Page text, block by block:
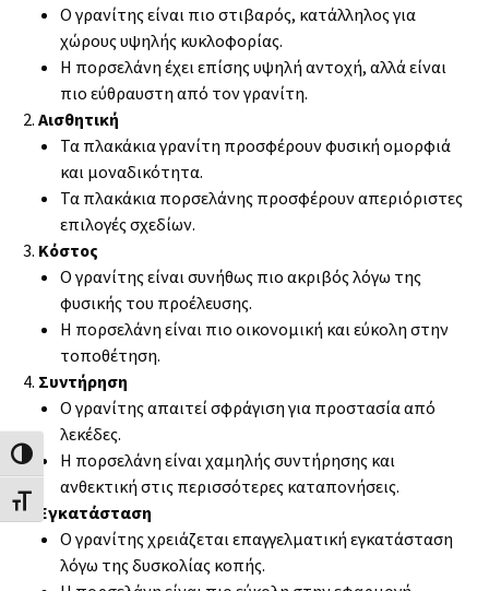
Εναλλαγή Υψηλής Αντίθεσης
Εναλλαγή Μεγέθους Γραμμάτων
Ο γρανίτης είναι πιο στιβαρός, κατάλληλος για
χώρους υψηλής κυκλοφορίας.
Η πορσελάνη έχει επίσης υψηλή αντοχή, αλλά είναι
πιο εύθραυστη από τον γρανίτη.
Αισθητική
Τα πλακάκια γρανίτη προσφέρουν φυσική ομορφιά
και μοναδικότητα.
Τα πλακάκια πορσελάνης προσφέρουν απεριόριστες
επιλογές σχεδίων.
Κόστος
Ο γρανίτης είναι συνήθως πιο ακριβός λόγω της
φυσικής του προέλευσης.
Η πορσελάνη είναι πιο οικονομική και εύκολη στην
τοποθέτηση.
Συντήρηση
Ο γρανίτης απαιτεί σφράγιση για προστασία από
λεκέδες.
Η πορσελάνη είναι χαμηλής συντήρησης και
ανθεκτική στις περισσότερες καταπονήσεις.
Εγκατάσταση
Ο γρανίτης χρειάζεται επαγγελματική εγκατάσταση
λόγω της δυσκολίας κοπής.